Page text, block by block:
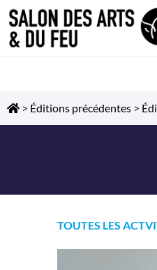
> Éditions précédentes >
TOUTES LES